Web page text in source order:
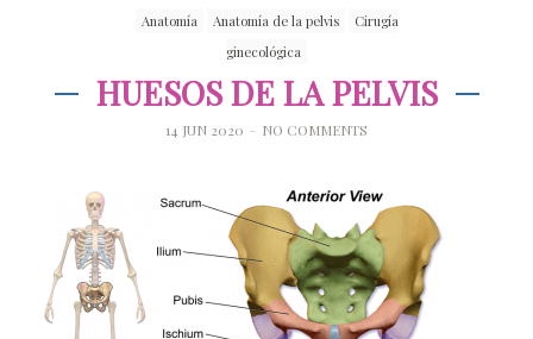
Anatomía Anatomía de la pelvis
Cirugía
ginecológica
HUESOS DE LA PELVIS
14 JUN 2020 NO COMMENTS